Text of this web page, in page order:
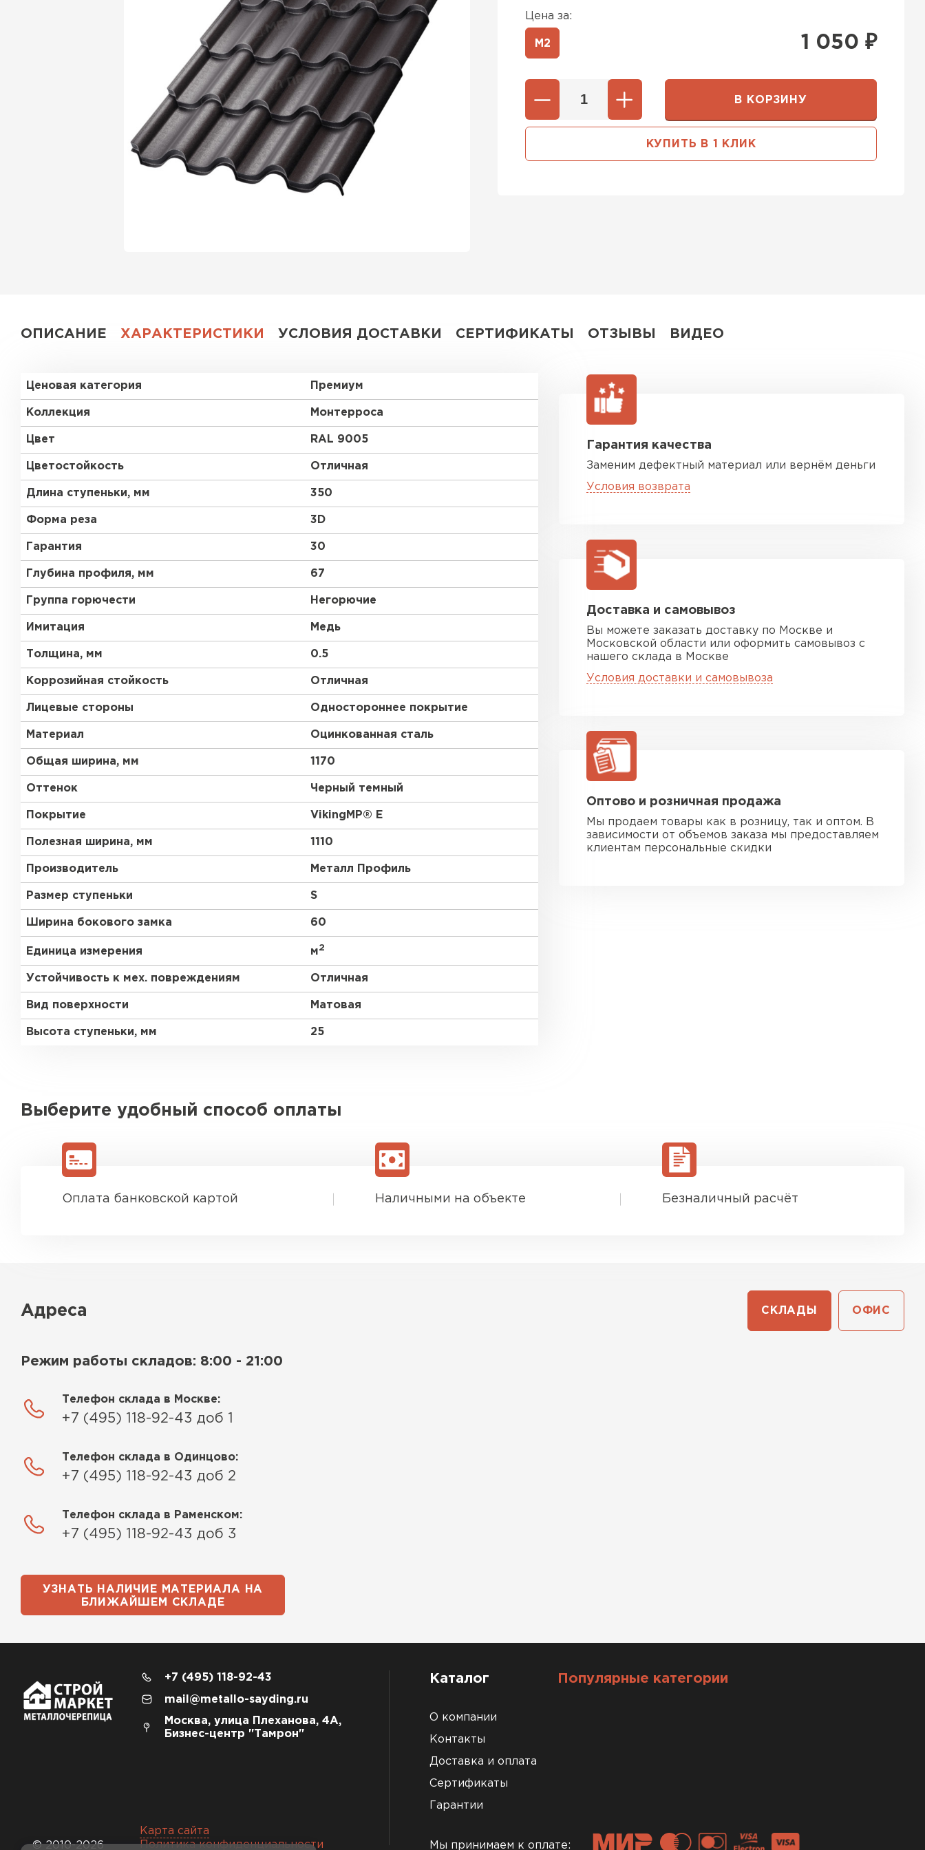
Цена за:
М2 1 050 ₽
В КОРЗИНУ
КУПИТЬ В 1 КЛИК
ОПИСАНИЕ ХАРАКТЕРИСТИКИ УСЛОВИЯ ДОСТАВКИ СЕРТИФИКАТЫ ОТЗЫВЫ ВИДЕО
Ценовая категория Премиум
Коллекция Монтерроса
Цвет RAL 9005
Цветостойкость Отличная
Длина ступеньки, мм 350
Форма реза 3D
Гарантия 30
Глубина профиля, мм 67
Группа горючести Негорючие
Имитация Медь
Толщина, мм 0.5
Коррозийная стойкость Отличная
Лицевые стороны Одностороннее покрытие
Материал Оцинкованная сталь
Общая ширина, мм 1170
Оттенок Черный темный
Покрытие VikingMP® E
Полезная ширина, мм 1110
Производитель Металл Профиль
Размер ступеньки S
Ширина бокового замка 60
Единица измерения м2
Устойчивость к мех. повреждениям Отличная
Вид поверхности Матовая
Высота ступеньки, мм 25
Гарантия качества
Заменим дефектный материал или вернём деньги
Условия возврата
Доставка и самовывоз
Вы можете заказать доставку по Москве и
Московской области или оформить самовывоз с
нашего склада в Москве
Условия доставки и самовывоза
Оптово и розничная продажа
Мы продаем товары как в розницу, так и оптом. В
зависимости от объемов заказа мы предоставляем
клиентам персональные скидки
Выберите удобный способ оплаты
Оплата банковской картой Наличными на объекте Безналичный расчёт
Адреса СКЛАДЫ ОФИС
Режим работы складов: 8:00 - 21:00
Телефон склада в Москве:
+7 (495) 118-92-43 доб 1
Телефон склада в Одинцово:
+7 (495) 118-92-43 доб 2
Телефон склада в Раменском:
+7 (495) 118-92-43 доб 3
УЗНАТЬ НАЛИЧИЕ МАТЕРИАЛА НА
БЛИЖАЙШЕМ СКЛАДЕ
© 2010-2026
+7 (495) 118-92-43
mail@metallo-sayding.ru
Москва, улица Плеханова, 4А,
Бизнес-центр "Тамрон"
Карта сайта
Политика конфиденциальности
Каталог
О компании
Контакты
Доставка и оплата
Сертификаты
Гарантии
Популярные категории
Мы принимаем к оплате: